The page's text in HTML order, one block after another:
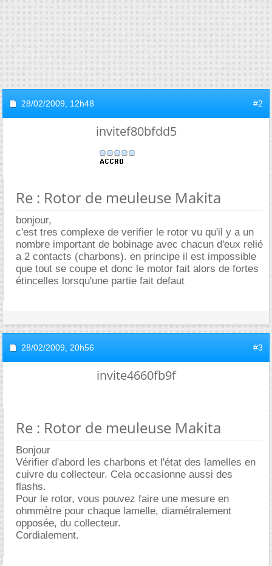
28/02/2009, 12h48 #2
invitef80bfdd5
Re : Rotor de meuleuse Makita
bonjour,
c'est tres complexe de verifier le rotor vu qu'il y a un
nombre important de bobinage avec chacun d'eux relié
a 2 contacts (charbons). en principe il est impossible
que tout se coupe et donc le motor fait alors de fortes
étincelles lorsqu'une partie fait defaut
28/02/2009, 20h56 #3
invite4660fb9f
Re : Rotor de meuleuse Makita
Bonjour
Vérifier d'abord les charbons et l'état des lamelles en
cuivre du collecteur. Cela occasionne aussi des
flashs.
Pour le rotor, vous pouvez faire une mesure en
ohmmètre pour chaque lamelle, diamétralement
opposée, du collecteur.
Cordialement.